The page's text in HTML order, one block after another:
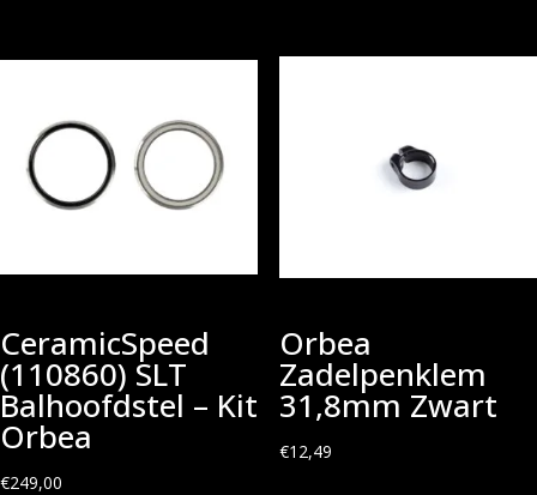
CeramicSpeed
(110860) SLT
Balhoofdstel – Kit
Orbea
€249,00
Orbea
Zadelpenklem
31,8mm Zwart
€12,49